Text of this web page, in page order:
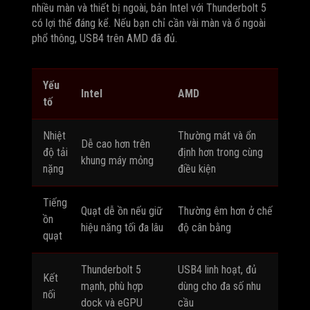
nhiều màn và thiết bị ngoài, bản Intel với Thunderbolt 5
có lợi thế đáng kể. Nếu bạn chỉ cần vài màn và ổ ngoài
phổ thông, USB4 trên AMD đã đủ.
Yếu
tố
Intel AMD
Nhiệt
độ tải
nặng
Dễ cao hơn trên
khung máy mỏng
Thường mát và ổn
định hơn trong cùng
điều kiện
Tiếng
ồn
quạt
Quạt dễ ồn nếu giữ
hiệu năng tối đa lâu
Thường êm hơn ở chế
độ cân bằng
Kết
nối
Thunderbolt 5
mạnh, phù hợp
dock và eGPU
USB4 linh hoạt, đủ
dùng cho đa số nhu
cầu